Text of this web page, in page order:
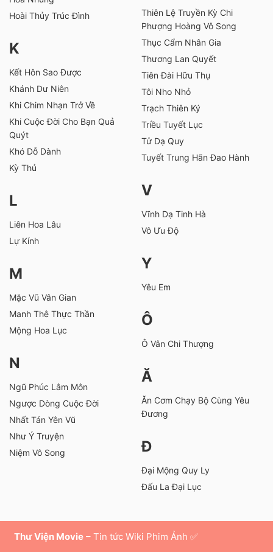
Hoài Thủy Trúc Đình
K
Kết Hôn Sao Được
Khánh Dư Niên
Khi Chim Nhạn Trở Về
Khi Cuộc Đời Cho Bạn Quả
Quýt
Khó Dỗ Dành
Kỳ Thủ
L
Liên Hoa Lâu
Lự Kính
M
Mặc Vũ Vân Gian
Manh Thê Thực Thần
Mộng Hoa Lục
N
Ngũ Phúc Lâm Môn
Ngược Dòng Cuộc Đời
Nhất Tán Yên Vũ
Như Ý Truyện
Niệm Vô Song
Thiên Lệ Truyền Kỳ Chi
Phượng Hoàng Vô Song
Thục Cẩm Nhân Gia
Thương Lan Quyết
Tiên Đài Hữu Thụ
Tôi Nho Nhỏ
Trạch Thiên Ký
Triều Tuyết Lục
Tử Dạ Quy
Tuyết Trung Hãn Đao Hành
V
Vĩnh Dạ Tinh Hà
Vô Ưu Độ
Y
Yêu Em
Ô
Ô Vân Chi Thượng
Ă
Ăn Cơm Chạy Bộ Cùng Yêu
Đương
Đ
Đại Mộng Quy Ly
Đấu La Đại Lục
Thư Viện Movie– Tin tức Wiki Phim Ảnh ✅